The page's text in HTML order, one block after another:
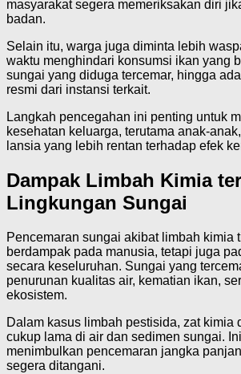
masyarakat segera memeriksakan diri
badan.
Selain itu, warga juga diminta lebih
waktu menghindari konsumsi ikan yang
sungai yang diduga tercemar, hingga
resmi dari instansi terkait.
Langkah pencegahan ini penting untuk
kesehatan keluarga, terutama anak-
lansia yang lebih rentan terhadap efek
Dampak Limbah Kimia
Lingkungan Sungai
Pencemaran sungai akibat limbah kimia
berdampak pada manusia, tetapi juga
secara keseluruhan. Sungai yang
penurunan kualitas air, kematian ikan,
ekosistem.
Dalam kasus limbah pestisida, zat kimia
cukup lama di air dan sedimen sungai.
menimbulkan pencemaran jangka
segera ditangani.